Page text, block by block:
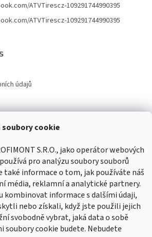
soubory cookie
S.R.O., jako operátor webových
pro analýzu soubory souborů
také informace o tom, jak používáte náš
média, reklamní a analytické partnery.
informace s dalšími údaji,
nebo získali, když jste použili jejich
svobodně vybrat, jaká data o sobě
soubory cookie budete. Nebudete
ATVTirescz-109291744990395
ATVTirescz-109291744990395
údajů